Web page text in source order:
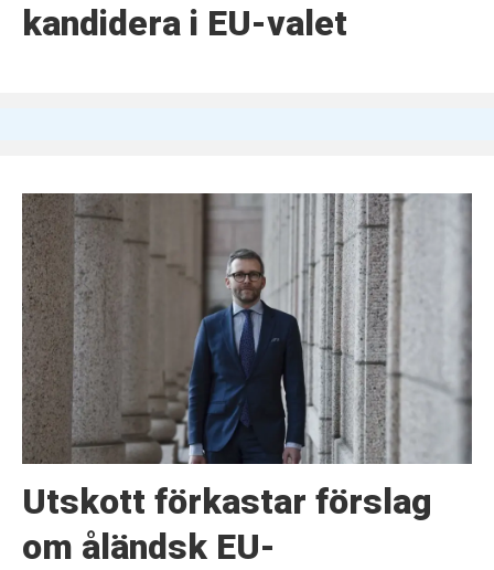
kandidera i EU-valet
Utskott förkastar förslag
om åländsk EU-